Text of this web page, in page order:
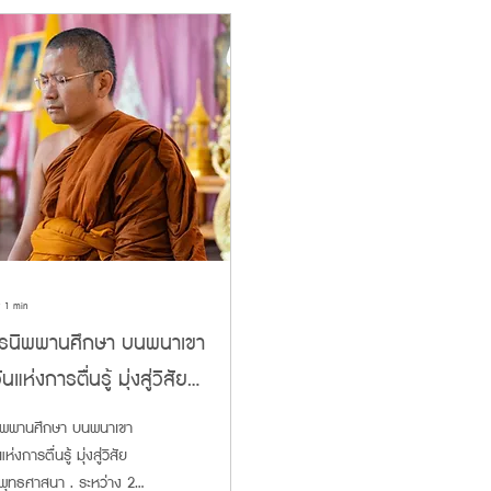
1 min
นิพพานศึกษา บนพนาเขา
แห่งการตื่นรู้ มุ่งสู่วิสัย
ะพุทธศาสนา
านศึกษา บนพนาเขา
งการตื่นรู้ มุ่งสู่วิสัย
ทธศาสนา . ระหว่าง 23